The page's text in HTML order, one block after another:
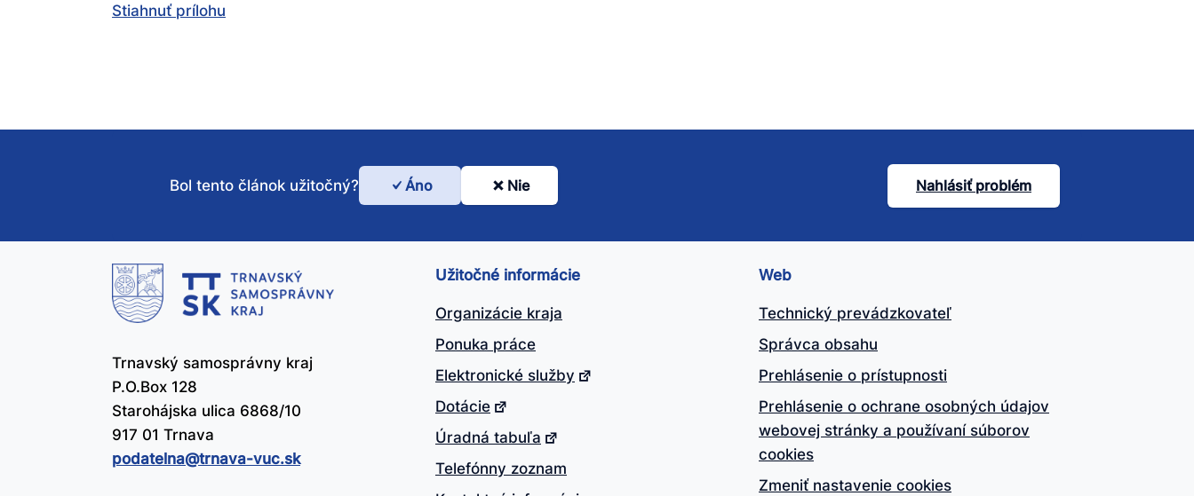
Stiahnuť prílohu
Bol
tento
článok
užitočný?
Bol tento článok užitočný? Áno Nie Nahlásiť problém
Trnavský samosprávny kraj
P.O.Box 128
Starohájska ulica 6868/10
917 01 Trnava
podatelna@​trnava-vuc.sk
Užitočné informácie
Organizácie kraja
Ponuka práce
Elektronické služby
Dotácie
Úradná tabuľa
Telefónny zoznam
Web
Technický prevádzkovateľ
Správca obsahu
Prehlásenie o prístupnosti
Prehlásenie o ochrane osobných údajov
webovej stránky a používaní súborov
cookies
Zmeniť nastavenie cookies